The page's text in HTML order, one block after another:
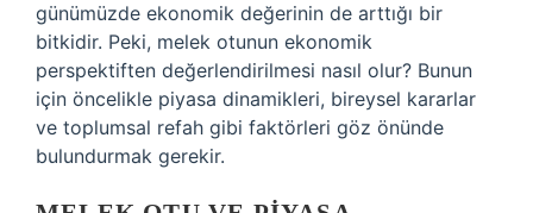
günümüzde ekonomik değerinin de arttığı bir
bitkidir. Peki, melek otunun ekonomik
perspektiften değerlendirilmesi nasıl olur? Bunun
için öncelikle piyasa dinamikleri, bireysel kararlar
ve toplumsal refah gibi faktörleri göz önünde
bulundurmak gerekir.